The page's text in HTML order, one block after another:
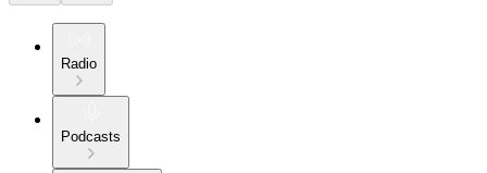
Radio
Podcasts